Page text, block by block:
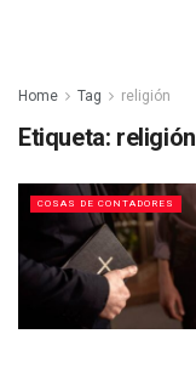
Home Tag religión
Etiqueta: religión
COSAS DE CONTADORES